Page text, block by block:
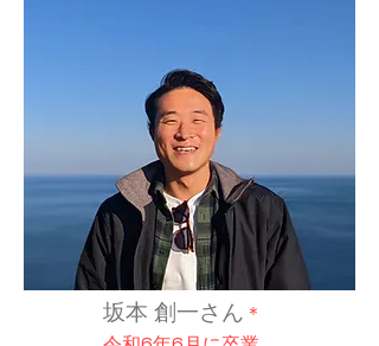
坂本 創一さん ＊